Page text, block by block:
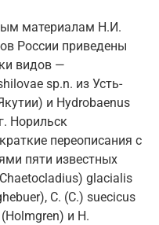
материалам Н.И.
России приведены
видов —
sp.n. из Усть-
и Hydrobaenus
Норильск
переописания с
пяти известных
glacialis
C. (C.) suecicus
и H.